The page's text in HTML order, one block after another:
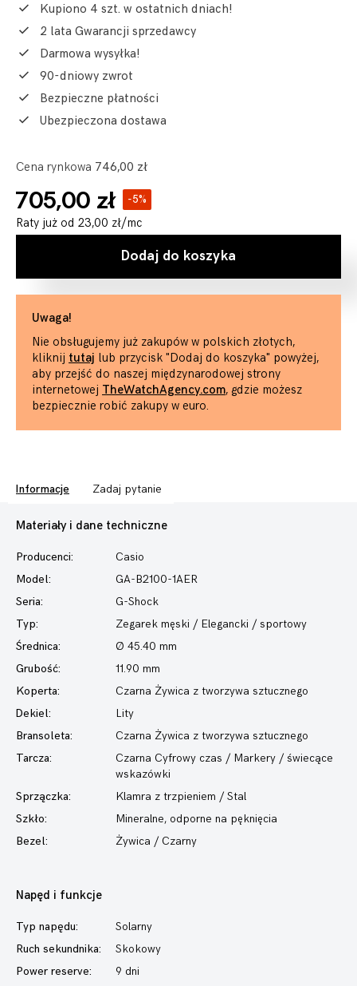
Kupiono 4 szt. w ostatnich dniach!
2 lata Gwarancji sprzedawcy
Darmowa wysyłka!
90-dniowy zwrot
Bezpieczne płatności
Ubezpieczona dostawa
Cena rynkowa 746,00 zł
705,00 zł -5%
Raty już od 23,00 zł/mc
Dodaj do koszyka
Uwaga!
Nie obsługujemy już zakupów w polskich złotych,
kliknij tutaj lub przycisk "Dodaj do koszyka" powyżej,
aby przejść do naszej międzynarodowej strony
internetowej TheWatchAgency.com, gdzie możesz
bezpiecznie robić zakupy w euro.
Informacje Zadaj pytanie
Materiały i dane techniczne
Producenci:
Casio
Model:
GA-B2100-1AER
Seria:
G-Shock
Typ:
Zegarek męski / Elegancki / sportowy
Średnica:
Ø 45.40 mm
Grubość:
11.90 mm
Koperta:
Czarna Żywica z tworzywa sztucznego
Dekiel:
Lity
Bransoleta:
Czarna Żywica z tworzywa sztucznego
Tarcza:
Czarna Cyfrowy czas / Markery / świecące
wskazówki
Sprzączka:
Klamra z trzpieniem / Stal
Szkło:
Mineralne, odporne na pęknięcia
Bezel:
Żywica / Czarny
Napęd i funkcje
Typ napędu:
Solarny
Ruch sekundnika:
Skokowy
Power reserve:
9 dni